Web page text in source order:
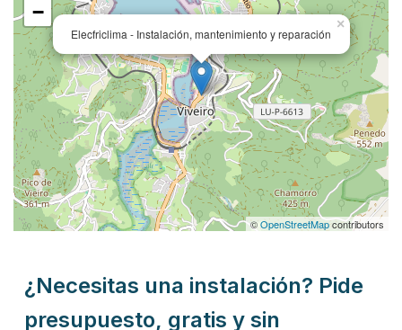
Elecfriclima - Instalación, mantenimiento y reparación
×
−
©OpenStreetMapcontributors
¿Necesitas una instalación? Pide
presupuesto, gratis y sin